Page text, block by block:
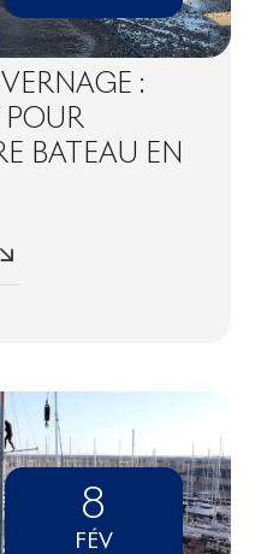
:
POUR
BATEAU EN
8
FÉV